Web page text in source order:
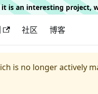
it is an interesting project,
社区 博客
is no longer actively